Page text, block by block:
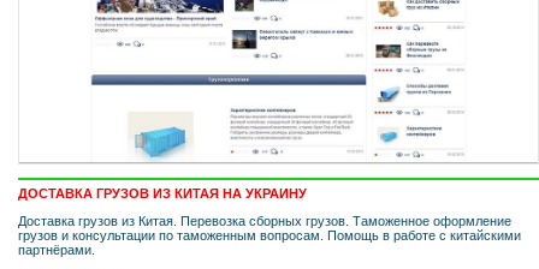
ДОСТАВКА ГРУЗОВ ИЗ КИТАЯ НА УКРАИНУ
Доставка грузов из Китая. Перевозка сборных грузов. Таможенное оформление
грузов и консультации по таможенным вопросам. Помощь в работе с китайскими
партнёрами.